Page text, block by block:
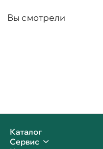
Вы смотрели
Каталог
Сервис